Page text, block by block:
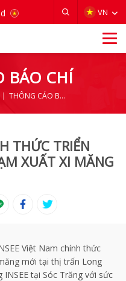
VN
BÁO CHÍ
THÔNG CÁO BÁO CHÍ
THỨC TRIỂN
XUẤT XI MĂNG
Việt Nam chính thức
mới tại thị trấn Long
tại Sóc Trăng với sức